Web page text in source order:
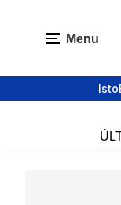
Menu